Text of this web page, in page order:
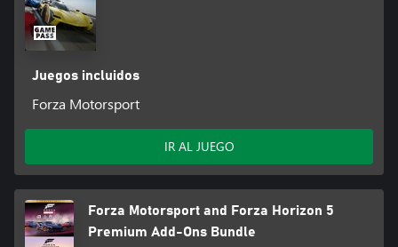
Juegos incluidos
Forza Motorsport
IR AL JUEGO
Forza Motorsport and Forza Horizon 5
Premium Add-Ons Bundle